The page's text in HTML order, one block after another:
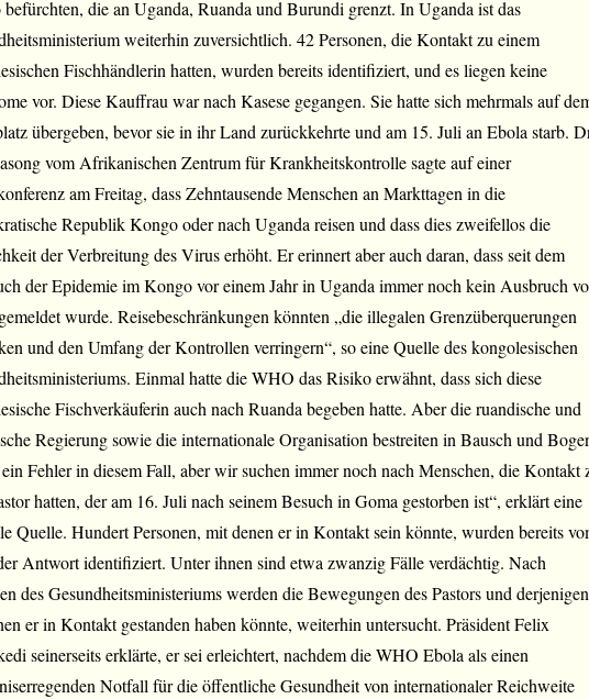
die an Uganda, Ruanda und Burundi grenzt. In Uganda ist das
weiterhin zuversichtlich. 42 Personen, die Kontakt zu einem
Fischhändlerin hatten, wurden bereits identifiziert, und es liegen keine
vor. Diese Kauffrau war nach Kasese gegangen. Sie hatte sich mehrmals auf
übergeben, bevor sie in ihr Land zurückkehrte und am 15. Juli an Ebola starb.
vom Afrikanischen Zentrum für Krankheitskontrolle sagte auf einer
am Freitag, dass Zehntausende Menschen an Markttagen in die
Republik Kongo oder nach Uganda reisen und dass dies zweifellos die
der Verbreitung des Virus erhöht. Er erinnert aber auch daran, dass seit dem
der Epidemie im Kongo vor einem Jahr in Uganda immer noch kein Ausbruch
wurde. Reisebeschränkungen könnten „die illegalen Grenzüberquerungen
und den Umfang der Kontrollen verringern“, so eine Quelle des kongolesischen
Einmal hatte die WHO das Risiko erwähnt, dass sich diese
Fischverkäuferin auch nach Ruanda begeben hatte. Aber die ruandische und
Regierung sowie die internationale Organisation bestreiten in Bausch und
Fehler in diesem Fall, aber wir suchen immer noch nach Menschen, die Kontakt
hatten, der am 16. Juli nach seinem Besuch in Goma gestorben ist“, erklärt eine
Quelle. Hundert Personen, mit denen er in Kontakt sein könnte, wurden bereits
Antwort identifiziert. Unter ihnen sind etwa zwanzig Fälle verdächtig. Nach
des Gesundheitsministeriums werden die Bewegungen des Pastors und
er in Kontakt gestanden haben könnte, weiterhin untersucht. Präsident Felix
seinerseits erklärte, er sei erleichtert, nachdem die WHO Ebola als einen
Notfall für die öffentliche Gesundheit von internationaler Reichweite